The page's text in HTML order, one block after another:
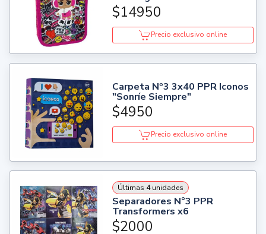
$14950
Precio exclusivo online
Carpeta Nº3 3x40 PPR Iconos
"Sonríe Siempre"
$4950
Precio exclusivo online
Últimas 4 unidades
Separadores N°3 PPR
Transformers x6
$2000